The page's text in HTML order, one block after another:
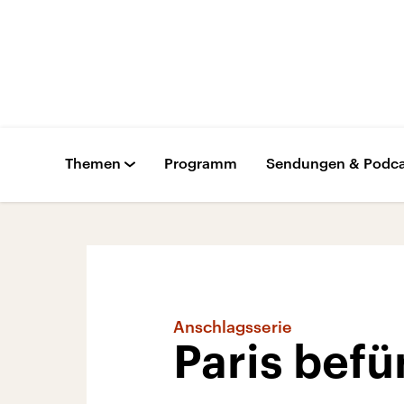
Themen Programm Sendungen &
Anschlagsserie
Paris